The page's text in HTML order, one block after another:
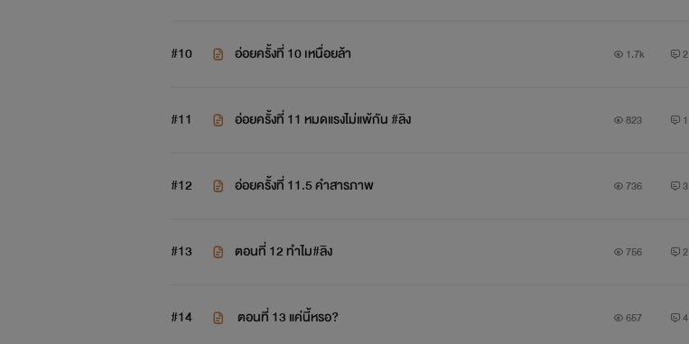
2 ก็แค่เด็กที่ถูกเก็บมาเลี้ยง
#10 อ่อยครั้งที่ 10 เหนื่อยล้า 1.7k 2
#11 อ่อยครั้งที่ 11 หมดแรงไม่แพ้กัน #ลิง 823 1
#12 อ่อยครั้งที่ 11.5 คำสารภาพ 736 3
#13 ตอนที่ 12 ทำไม#ลิง 756 2
#14 ​ ตอนที่ 13 แค่นี้หรอ? 657 4